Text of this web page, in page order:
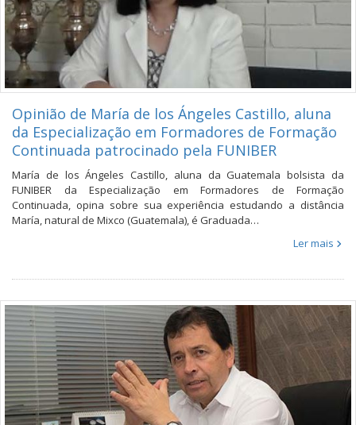
Opinião de María de los Ángeles Castillo, aluna
da Especialização em Formadores de Formação
Continuada patrocinado pela FUNIBER
María de los Ángeles Castillo, aluna da Guatemala bolsista da
FUNIBER da Especialização em Formadores de Formação
Continuada, opina sobre sua experiência estudando a distância
María, natural de Mixco (Guatemala), é Graduada…
Ler mais